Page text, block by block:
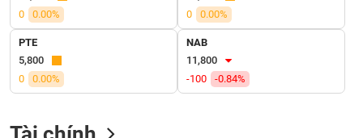
0
0.00%
0
0.00%
PTE
5,800
0
0.00%
NAB
11,800
-100
-0.84%
CÔNG
NGHỆ
THÔNG